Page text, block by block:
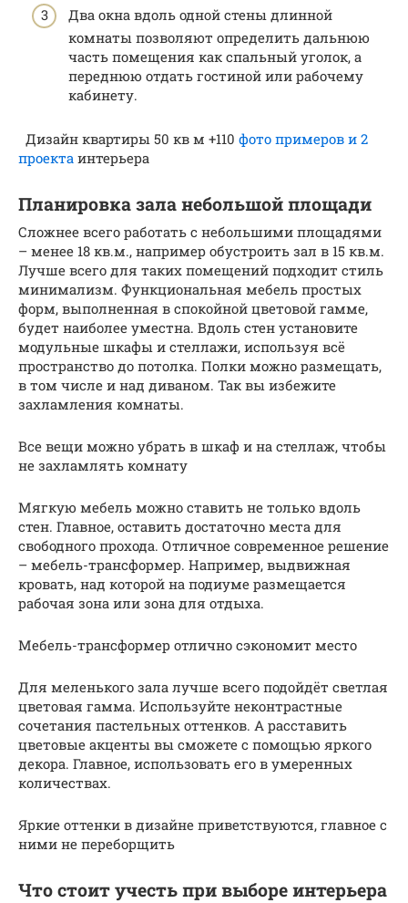
Два окна вдоль одной стены длинной
комнаты позволяют определить дальнюю
часть помещения как спальный уголок, а
переднюю отдать гостиной или рабочему
кабинету.
Дизайн квартиры 50 кв м +110 фото примеров и 2
проекта интерьера
Планировка зала небольшой площади
Сложнее всего работать с небольшими площадями
– менее 18 кв.м., например обустроить зал в 15 кв.м.
Лучше всего для таких помещений подходит стиль
минимализм. Функциональная мебель простых
форм, выполненная в спокойной цветовой гамме,
будет наиболее уместна. Вдоль стен установите
модульные шкафы и стеллажи, используя всё
пространство до потолка. Полки можно размещать,
в том числе и над диваном. Так вы избежите
захламления комнаты.
Все вещи можно убрать в шкаф и на стеллаж, чтобы
не захламлять комнату
Мягкую мебель можно ставить не только вдоль
стен. Главное, оставить достаточно места для
свободного прохода. Отличное современное решение
– мебель-трансформер. Например, выдвижная
кровать, над которой на подиуме размещается
рабочая зона или зона для отдыха.
Мебель-трансформер отлично сэкономит место
Для меленького зала лучше всего подойдёт светлая
цветовая гамма. Используйте неконтрастные
сочетания пастельных оттенков. А расставить
цветовые акценты вы сможете с помощью яркого
декора. Главное, использовать его в умеренных
количествах.
Яркие оттенки в дизайне приветствуются, главное с
ними не переборщить
Что стоит учесть при выборе интерьера